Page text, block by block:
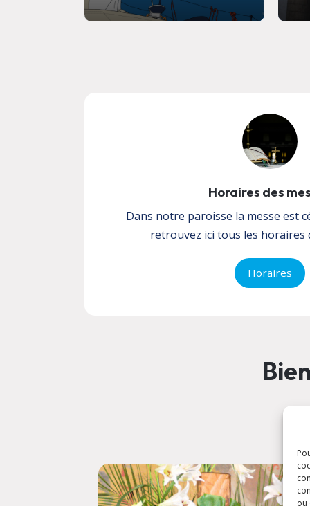
ou
Horaires des
Dans notre paroisse la messe est
retrouvez ici tous les horaires
Horaires